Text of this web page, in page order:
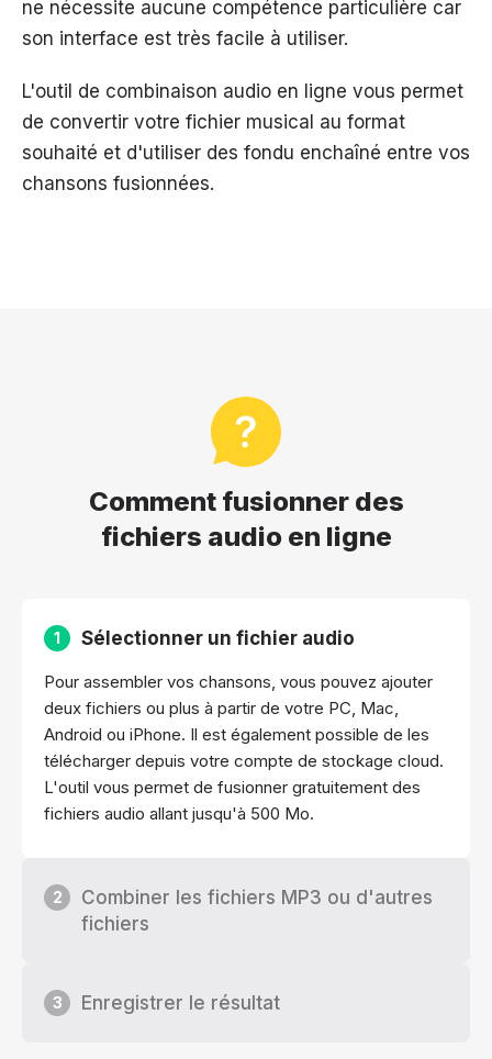
ne nécessite aucune compétence particulière car
son interface est très facile à utiliser.
L'outil de combinaison audio en ligne vous permet
de convertir votre fichier musical au format
souhaité et d'utiliser des fondu enchaîné entre vos
chansons fusionnées.
Comment fusionner des
fichiers audio en ligne
1 Sélectionner un fichier audio
Pour assembler vos chansons, vous pouvez ajouter
deux fichiers ou plus à partir de votre PC, Mac,
Android ou iPhone. Il est également possible de les
télécharger depuis votre compte de stockage cloud.
L'outil vous permet de fusionner gratuitement des
fichiers audio allant jusqu'à 500 Mo.
2
Combiner les fichiers MP3 ou d'autres
fichiers
3 Enregistrer le résultat